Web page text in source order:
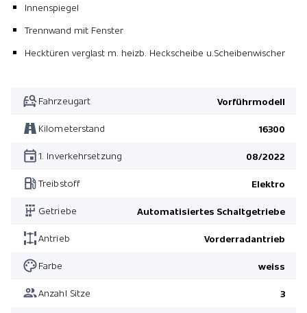
Innenspiegel
Trennwand mit Fenster
Hecktüren verglast m. heizb. Heckscheibe u.Scheibenwischer
Fahrzeugart Vorführmodell
Kilometerstand 16300
1. Inverkehrsetzung 08/2022
Treibstoff Elektro
Getriebe Automatisiertes Schaltgetriebe
Antrieb Vorderradantrieb
Farbe weiss
Anzahl Sitze 3